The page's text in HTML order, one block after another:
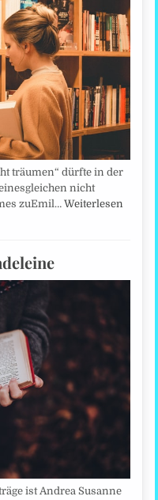
träumen“ dürfte in der
nicht
zuEmil…Weiterlesen
ist Andrea Susanne